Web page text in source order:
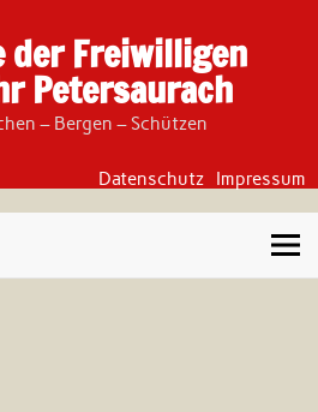
der Freiwilligen
Petersaurach
– Bergen – Schützen
Datenschutz Impressum